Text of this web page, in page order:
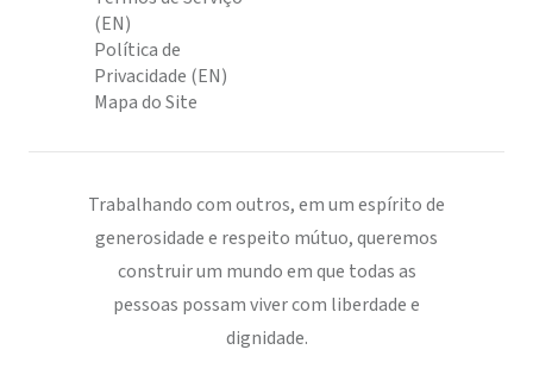
(EN)
Política de
Privacidade (EN)
Mapa do Site
Trabalhando com outros, em um espírito de
generosidade e respeito mútuo, queremos
construir um mundo em que todas as
pessoas possam viver com liberdade e
dignidade.